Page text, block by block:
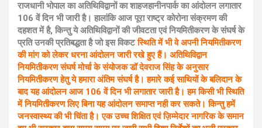
राजधानी भोपाल का अतिथिविद्वानों का शाहजहानीनपार्क का आंदोलन लगातार
106 वें दिन भी जारी है। हालांकि आज पूरा राष्ट्र कोरोना संक्रमण की
दहशत में है, किन्तु ये अतिथिविद्वानों की जीवटता एवं नियमितीकरण के संघर्ष के
प्रति उनकी प्रतिबद्धता है जो इस विकटस्थिति में भी वे अपनी नियमितीकरण
की मांग को लेकर धरना आंदोलन जारी रखे हुए हैं। अतिथिविद्वान
नियमितीकरण संघर्ष मोर्चा के संयोजक डॉ देवराज सिंह के अनुसार
नियमितीकरण हेतु ये हमारा अंतिम संघर्ष है। हमारे कई साथियों के बलिदान के
बाद यह आंदोलन आज 106 वें दिन भी लगातार जारी है। हम किसी भी स्थिति
में नियमितीकरण लिए बिना यह आंदोलन समाप्त नही कर सकते। किन्तु हमें
जनस्वास्थ्य की भी चिंता है। एक उच्च शिक्षित एवं ज़िम्मेदार नागरिक के समान